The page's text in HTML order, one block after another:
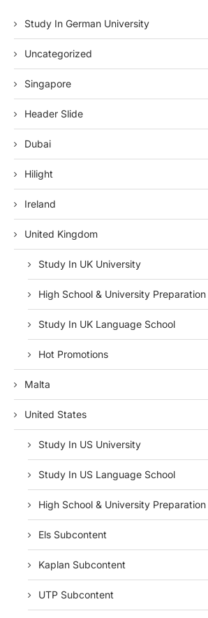
Study In German University
Uncategorized
Singapore
Header Slide
Dubai
Hilight
Ireland
United Kingdom
Study In UK University
High School & University Preparation
Study In UK Language School
Hot Promotions
Malta
United States
Study In US University
Study In US Language School
High School & University
Els Subcontent
Kaplan Subcontent
UTP Subcontent